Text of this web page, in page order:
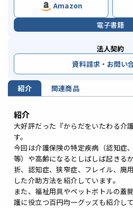
Amazon
電子書籍
法人契約
資料請求・お問い
紹介 関連商品
紹介
大好評だった『からだをいたわる介
す。
今回は介護保険の特定疾病（認知症
等）や高齢になるとしばしば起きる
折、認知症、狭窄症、フレイル、廃
した介助方法を紹介しています。
また、福祉用具やペットボトルの蓋
護に役立つ百円均一グッズも紹介して